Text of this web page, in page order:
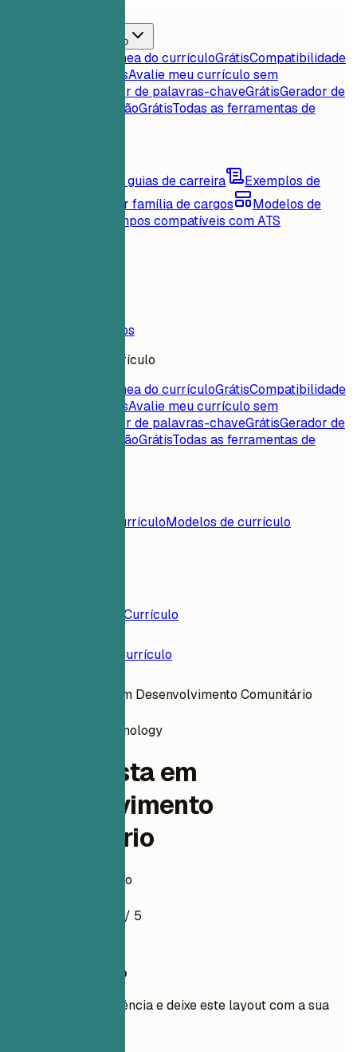
Ferramentas de currículo
Pontuação instantânea do currículoGrátisCompatibilidade
GrátisAvalie meu currículo sem
Extrator de palavras-chaveGrátisGerador de
carta de apresentaçãoGrátisTodas as ferramentas de
Conselhos e guias de carreira
Exemplos de
Explore por família de cargos
Modelos de
Layouts limpos compatíveis com ATS
Preços
Ferramentas de currículo
Pontuação instantânea do currículoGrátisCompatibilidade
GrátisAvalie meu currículo sem
Extrator de palavras-chaveGrátisGerador de
carta de apresentaçãoGrátisTodas as ferramentas de
Exemplos de currículoModelos de currículo
Construtor de Currículo
Exemplos de Currículo
Especialista em Desenvolvimento Comunitário
information-technology
Especialista em
Desenvolvimento
Comunitário
Exemplo de currículo
/ 5
Use este modelo
Adicione sua experiência e deixe este layout com a sua